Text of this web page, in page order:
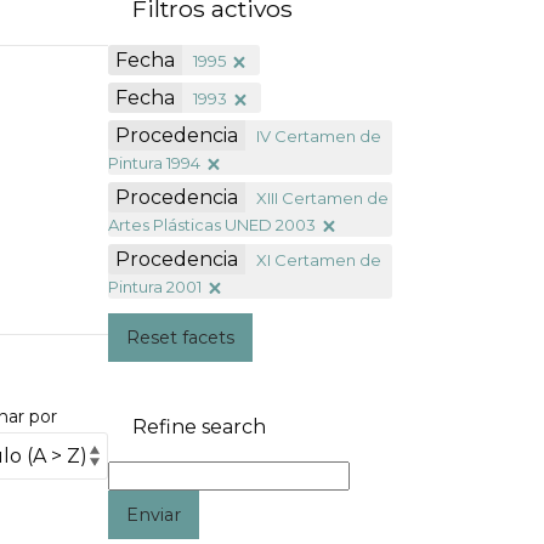
por
Filtros activos
Fecha 1995
Fecha 1993
Procedencia
IV Certamen de
Pintura 1994
Procedencia
XIII Certamen de
Artes Plásticas UNED 2003
Procedencia
XI Certamen de
Pintura 2001
Reset facets
Refine search
Enviar